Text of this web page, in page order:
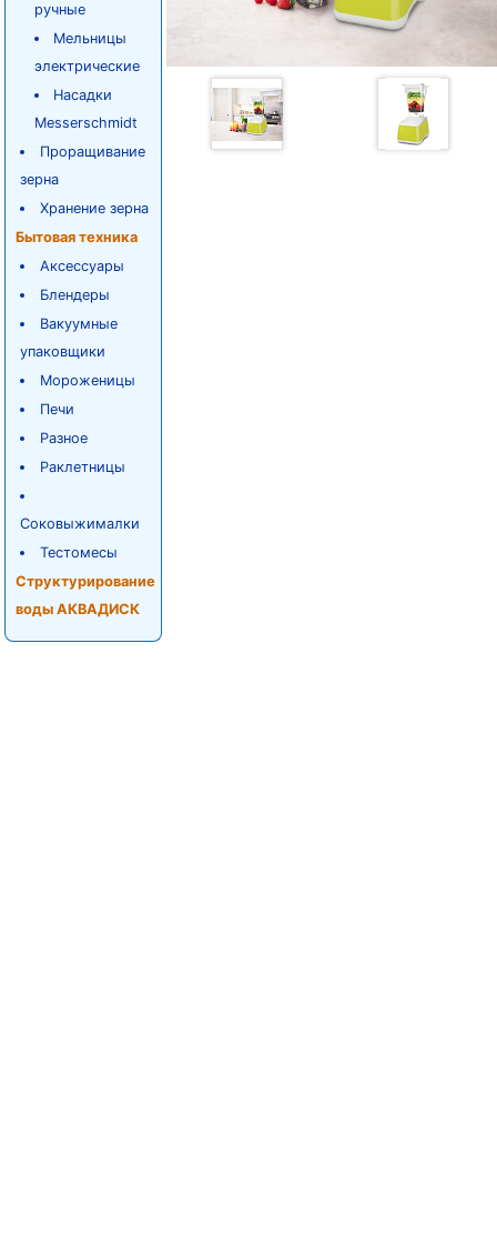
ручные
Мельницы
электрические
Насадки
Messerschmidt
Проращивание
зерна
Хранение зерна
Бытовая техника
Аксессуары
Блендеры
Вакуумные
упаковщики
Мороженицы
Печи
Разное
Раклетницы
Соковыжималки
Тестомесы
Структурирование
воды АКВАДИСК